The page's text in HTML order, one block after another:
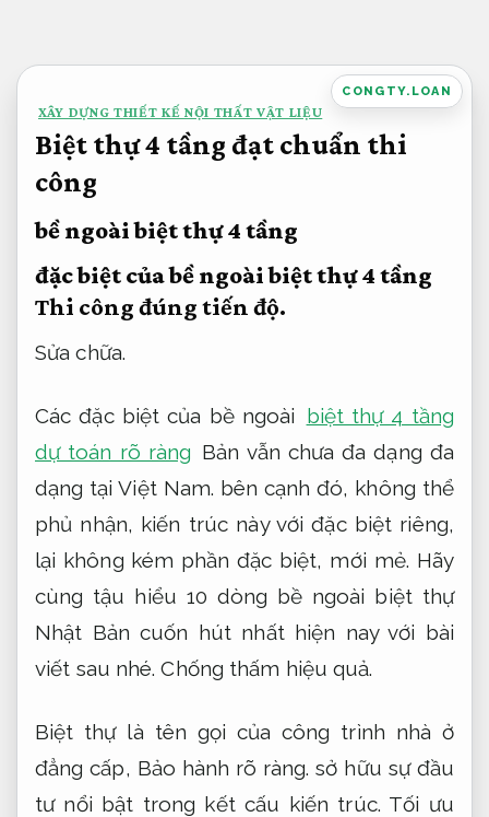
nội
dung
CONGTY.LOAN
XÂY DỰNG THIẾT KẾ NỘI THẤT VẬT LIỆU
Biệt thự 4 tầng đạt chuẩn thi
công
bề ngoài biệt thự 4 tầng
đặc biệt của bề ngoài biệt thự 4 tầng
Thi công đúng tiến độ.
Sửa chữa.
Các đặc biệt của bề ngoài biệt thự 4 tầng
dự toán rõ ràng Bản vẫn chưa đa dạng đa
dạng tại Việt Nam. bên cạnh đó, không thể
phủ nhận, kiến trúc này với đặc biệt riêng,
lại không kém phần đặc biệt, mới mẻ. Hãy
cùng tậu hiểu 10 dòng bề ngoài biệt thự
Nhật Bản cuốn hút nhất hiện nay với bài
viết sau nhé.Chống thấm hiệu quả.
Biệt thự là tên gọi của công trình nhà ở
đẳng cấp, Bảo hành rõ ràng. sở hữu sự đầu
tư nổi bật trong kết cấu kiến trúc. Tối ưu